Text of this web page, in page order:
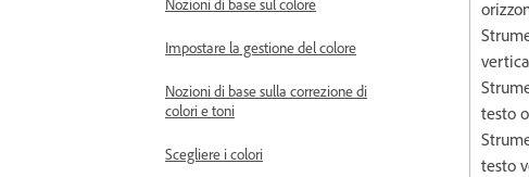
Nozioni di base sul colore
Impostare la gestione del colore
Nozioni di base sulla correzione di
colori e toni
Scegliere i colori
testo
testo